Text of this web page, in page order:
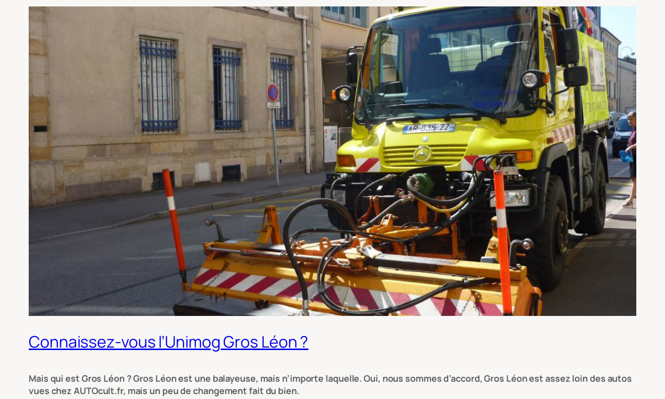
Connaissez-vous l’Unimog Gros Léon ?
Mais qui est Gros Léon ? Gros Léon est une balayeuse, mais n’importe laquelle. Oui, nous sommes d’accord, Gros Léon est assez loin des autos
vues chez AUTOcult.fr, mais un peu de changement fait du bien.